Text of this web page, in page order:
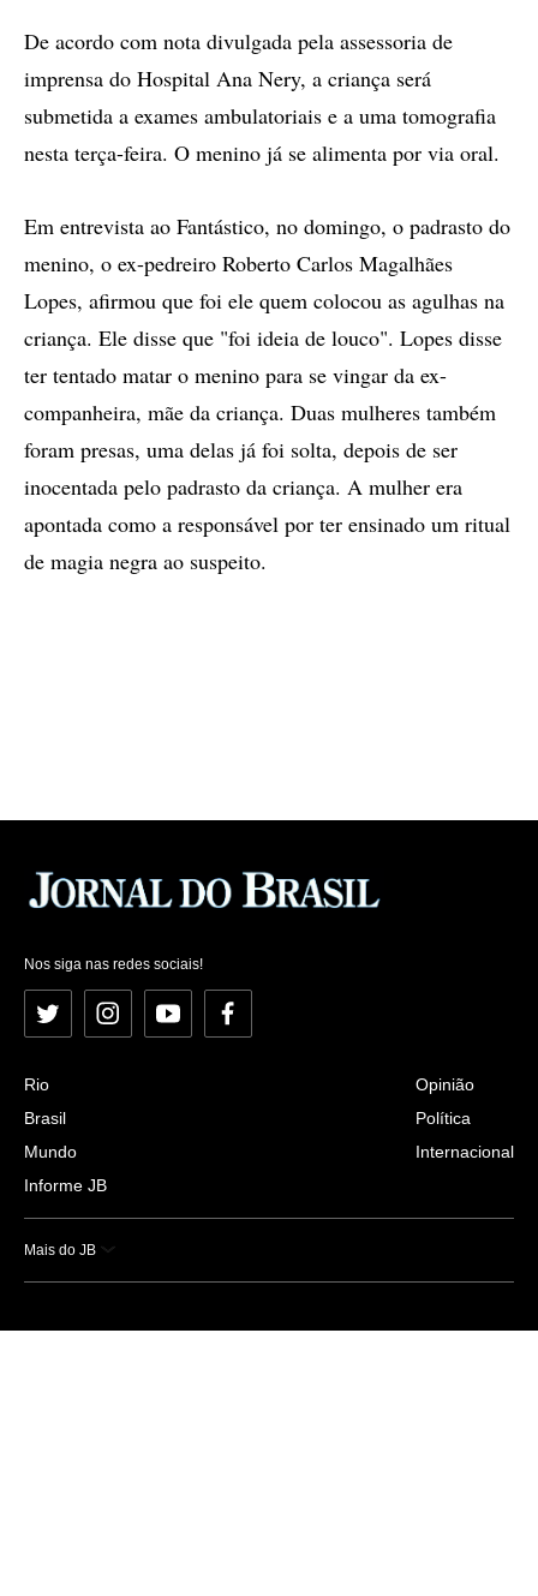
De acordo com nota divulgada pela assessoria de
imprensa do Hospital Ana Nery, a criança será
submetida a exames ambulatoriais e a uma tomografia
nesta terça-feira. O menino já se alimenta por via oral.
Em entrevista ao Fantástico, no domingo, o padrasto do
menino, o ex-pedreiro Roberto Carlos Magalhães
Lopes, afirmou que foi ele quem colocou as agulhas na
criança. Ele disse que "foi ideia de louco". Lopes disse
ter tentado matar o menino para se vingar da ex-
companheira, mãe da criança. Duas mulheres também
foram presas, uma delas já foi solta, depois de ser
inocentada pelo padrasto da criança. A mulher era
apontada como a responsável por ter ensinado um ritual
de magia negra ao suspeito.
Nos siga nas redes sociais!
Twitter InstagramYouTubeFacebook
Rio
Brasil
Mundo
Informe JB
Opinião
Política
Internacional
Mais do JB
Esportes